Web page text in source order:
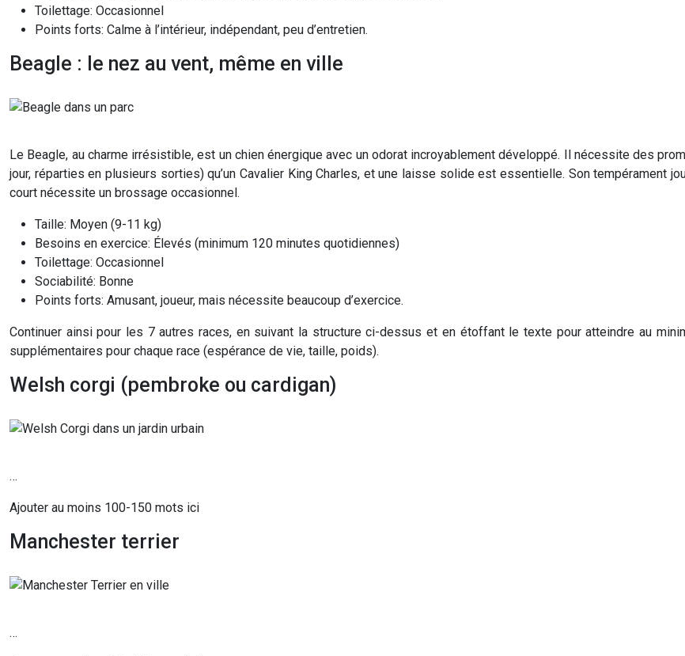
Toilettage: Occasionnel
Points forts: Calme à l’intérieur, indépendant, peu d’entretien.
Beagle : le nez au vent, même en ville
Le Beagle, au charme irrésistible, est un chien énergique avec un odorat incroyablement développé. Il nécessite des
jour, réparties en plusieurs sorties) qu’un Cavalier King Charles, et une laisse solide est essentielle. Son tempérament
court nécessite un brossage occasionnel.
Taille: Moyen (9-11 kg)
Besoins en exercice: Élevés (minimum 120 minutes quotidiennes)
Toilettage: Occasionnel
Sociabilité: Bonne
Points forts: Amusant, joueur, mais nécessite beaucoup d’exercice.
Continuer ainsi pour les 7 autres races, en suivant la structure ci-dessus et en étoffant le texte pour atteindre au
supplémentaires pour chaque race (espérance de vie, taille, poids).
Welsh corgi (pembroke ou cardigan)
…
Ajouter au moins 100-150 mots ici
Manchester terrier
…